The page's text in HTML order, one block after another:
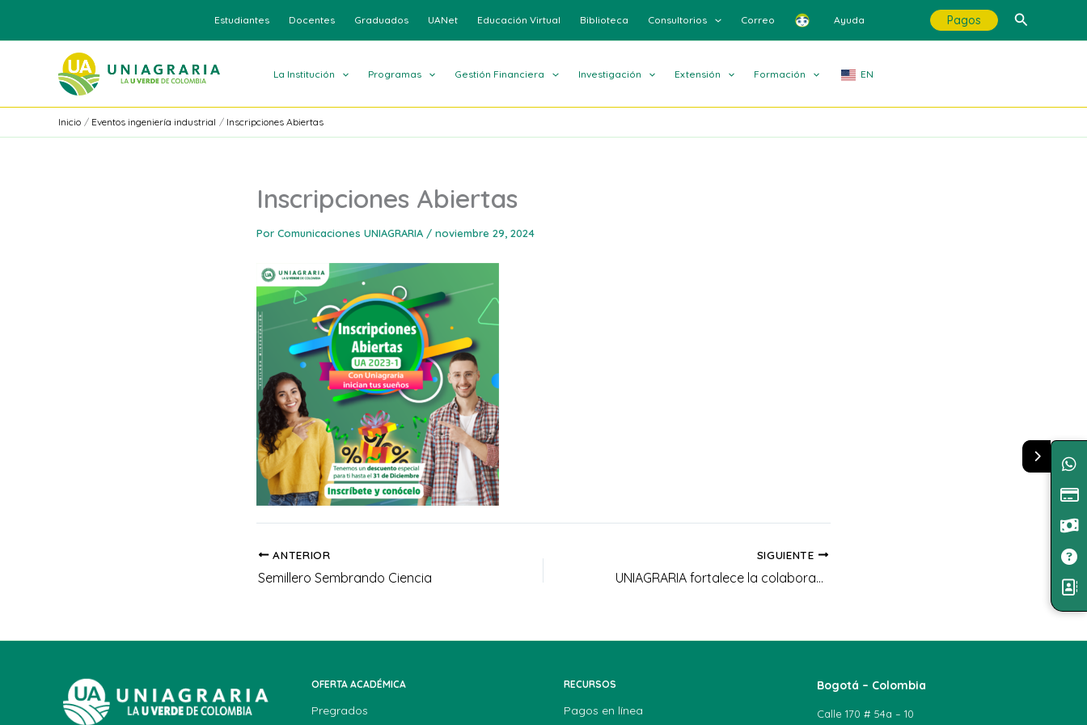
contenido
Estudiantes Docentes Graduados UANet Educación Virtual Biblioteca Consultorios Correo Ayuda Pagos Buscar
La Institución Programas Gestión Financiera Investigación Extensión Formación EN
Inicio Eventos ingeniería industrial Inscripciones Abiertas
Inscripciones Abiertas
Por Comunicaciones UNIAGRARIA / noviembre 29, 2024
ANTERIOR
Semillero Sembrando Ciencia
SIGUIENTE
UNIAGRARIA fortalece la colaboración internacional con la Universidad de Panamá en un intercambio académico
OFERTA ACADÉMICA
Pregrados
RECURSOS
Pagos en línea
Bogotá – Colombia
Calle 170 # 54a – 10